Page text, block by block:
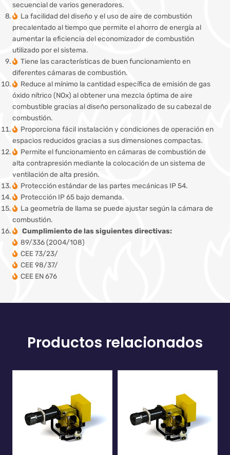
secuencial de varios generadores.
La facilidad del diseño y el uso de aire de combustión
precalentado al tiempo que permite el ahorro de energía al
aumentar la eficiencia del economizador de combustión
utilizado por el sistema.
Tiene las características de buen funcionamiento en
diferentes cámaras de combustión.
Reduce al mínimo la cantidad específica de emisión de gas
óxido nítrico (NOx) al obtener una mezcla óptima de aire
combustible gracias al diseño personalizado de su cabezal de
combustión.
Proporciona fácil instalación y condiciones de operación en
espacios reducidos gracias a sus dimensiones compactas.
Permite el funcionamiento en cámaras de combustión de
alta contrapresión mediante la colocación de un sistema de
ventilación de alta presión.
Protección estándar de las partes mecánicas IP 54.
Protección IP 65 bajo demanda.
La geometría de llama se puede ajustar según la cámara de
combustión.
Cumplimiento de las siguientes directivas:
89/336 (2004/108)
CEE 73/23/
CEE 98/37/
CEE EN 676
Productos relacionados